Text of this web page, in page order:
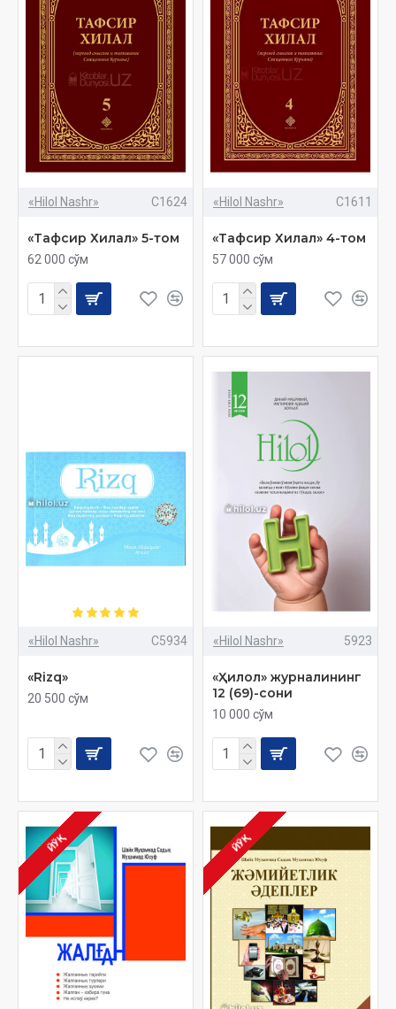
«Hilol Nashr» C1624
«Тафсир Хилал» 5-том
62 000 сўм
«Hilol Nashr» C1611
«Тафсир Хилал» 4-том
57 000 сўм
«Hilol Nashr» C5934
«Rizq»
20 500 сўм
«Hilol Nashr» 5923
«Ҳилол» журналининг
12 (69)-сони
10 000 сўм
ЙЎҚ ЙЎҚ